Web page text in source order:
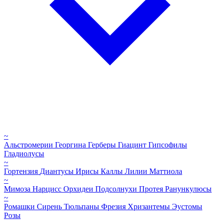
~
Альстромерии Георгина Герберы Гиацинт Гипсофилы
Гладиолусы
~
Гортензия Диантусы Ирисы Каллы Лилии Маттиола
~
Мимоза Нарцисс Орхидеи Подсолнухи Протея Ранункулюсы
~
Ромашки Сирень Тюльпаны Фрезия Хризантемы Эустомы
Розы